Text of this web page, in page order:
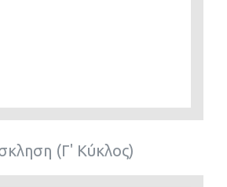
(Γ' Κύκλος)